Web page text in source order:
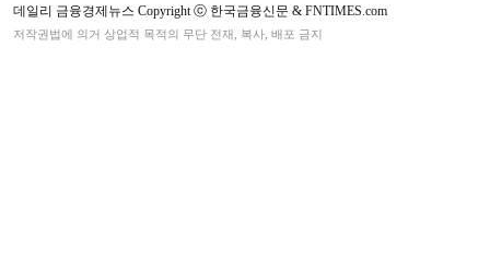
데일리 금융경제뉴스 Copyright ⓒ 한국금융신문 & FNTIMES.com
저작권법에 의거 상업적 목적의 무단 전재, 복사, 배포 금지